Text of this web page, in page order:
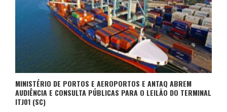
MINISTÉRIO DE PORTOS E AEROPORTOS E ANTAQ ABREM
AUDIÊNCIA E CONSULTA PÚBLICAS PARA O LEILÃO DO TERMINAL
ITJ01 (SC)